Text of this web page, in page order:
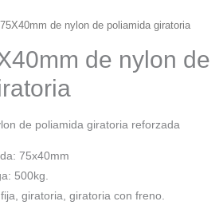
de nylon de poliamida giratoria
de nylon de
de poliamida giratoria reforzada
75x40mm
500kg.
giratoria, giratoria con freno.